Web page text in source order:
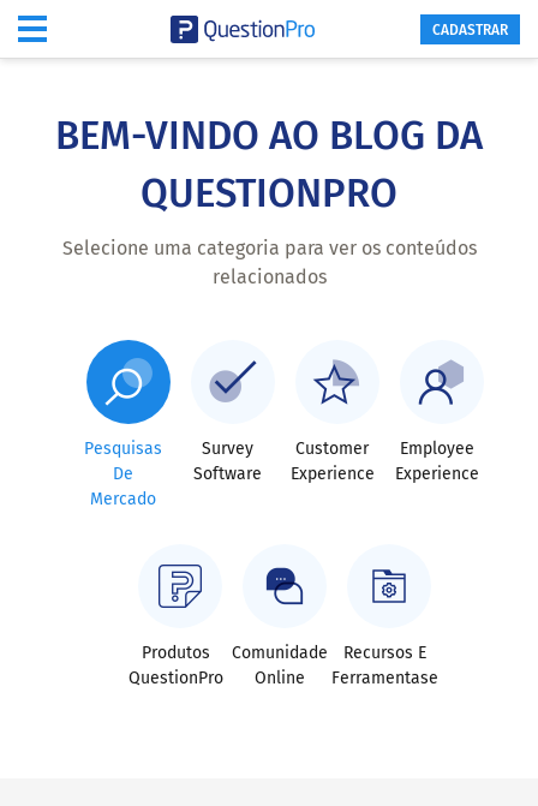
content
CADASTRAR
BEM-VINDO AO BLOG DA
QUESTIONPRO
Selecione uma categoria para ver os conteúdos
relacionados
Pesquisas
De
Mercado
Survey
Software
Customer
Experience
Employee
Experience
Produtos
QuestionPro
Comunidade
Online
Recursos E
Ferramentase